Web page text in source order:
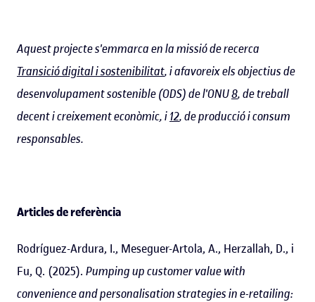
Aquest projecte s'emmarca en la missió de recerca
Transició digital i sostenibilitat, i afavoreix els objectius de
desenvolupament sostenible (ODS) de l'ONU8, de treball
decent i creixement econòmic, i12, de producció i consum
responsables.
Articles de referència
Rodríguez-Ardura, I., Meseguer-Artola, A., Herzallah, D., i
Fu, Q. (2025). Pumping up customer value with
convenience and personalisation strategies in e-retailing: